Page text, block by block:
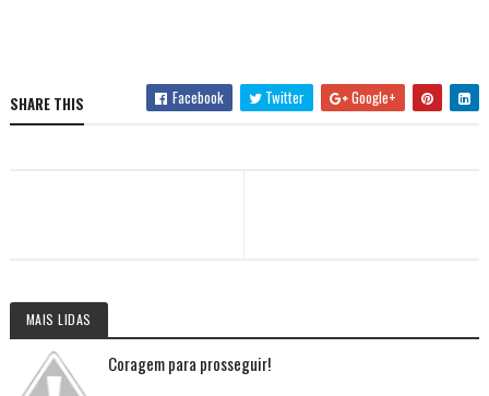
SHARE THIS Facebook Twitter Google+
MAIS LIDAS
Coragem para prosseguir!